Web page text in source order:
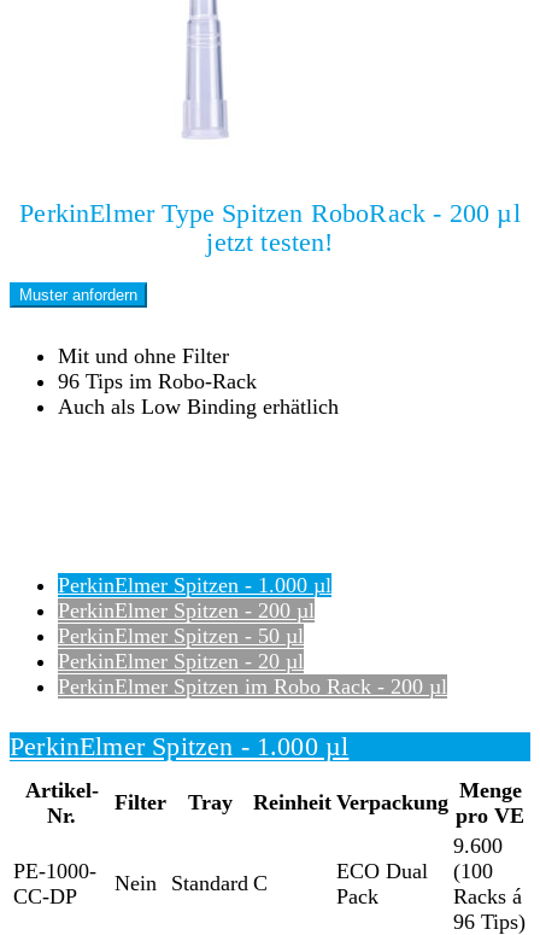
PerkinElmer Type Spitzen RoboRack - 200 µl
jetzt testen!
Muster anfordern
Mit und ohne Filter
96 Tips im Robo-Rack
Auch als Low Binding erhätlich
PerkinElmer Spitzen - 1.000 µl
PerkinElmer Spitzen - 200 µl
PerkinElmer Spitzen - 50 µl
PerkinElmer Spitzen - 20 µl
PerkinElmer Spitzen im Robo Rack - 200 µl
PerkinElmer Spitzen - 1.000 µl
Artikel-
Nr.
Filter Tray Reinheit Verpackung Menge
pro VE
PE-1000-
CC-DP
Nein Standard C
ECO Dual
Pack
9.600
(100
Racks á
96 Tips)